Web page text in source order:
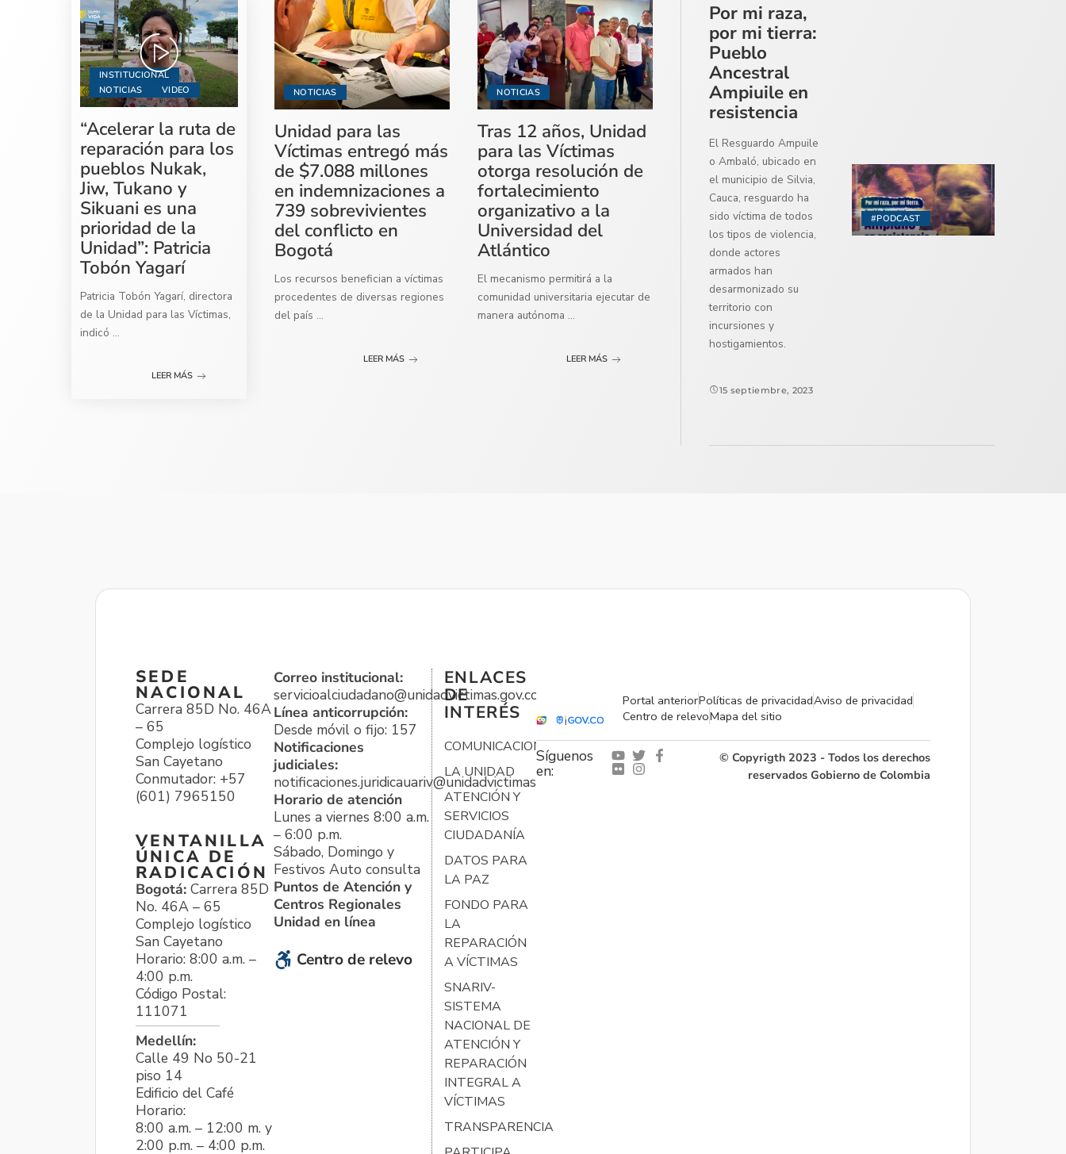
INSTITUCIONAL
NOTICIAS
VIDEO
“Acelerar la ruta de
reparación para los
pueblos Nukak,
Jiw, Tukano y
Sikuani es una
prioridad de la
Unidad”: Patricia
Tobón Yagarí
Patricia Tobón Yagarí, directora
de la Unidad para las Víctimas,
indicó ...
LEER MÁS
NOTICIAS
Unidad para las
Víctimas entregó más
de $7.088 millones
en indemnizaciones a
739 sobrevivientes
del conflicto en
Bogotá
Los recursos benefician a víctimas
procedentes de diversas regiones
del país ...
LEER MÁS
NOTICIAS
Tras 12 años, Unidad
para las Víctimas
otorga resolución de
fortalecimiento
organizativo a la
Universidad del
Atlántico
El mecanismo permitirá a la
comunidad universitaria ejecutar de
manera autónoma ...
LEER MÁS
#PODCAST
Por mi raza,
por mi tierra:
Pueblo
Ancestral
Ampiuile en
resistencia
El Resguardo Ampuile
o Ambaló, ubicado en
el municipio de Silvia,
Cauca, resguardo ha
sido víctima de todos
los tipos de violencia,
donde actores
armados han
desarmonizado su
territorio con
incursiones y
hostigamientos.
15 septiembre, 2023
SEDE
NACIONAL
Carrera 85D No. 46A
– 65
Complejo logístico
San Cayetano
Conmutador: +57
(601) 7965150
VENTANILLA
ÚNICA DE
RADICACIÓN
Bogotá: Carrera 85D
No. 46A – 65
Complejo logístico
San Cayetano
Horario: 8:00 a.m. –
4:00 p.m.
Código Postal:
111071
Medellín:
Calle 49 No 50-21
piso 14
Edificio del Café
Horario:
8:00 a.m. – 12:00 m. y
2:00 p.m. – 4:00 p.m.
Correo institucional:
servicioalciudadano@unidadvictimas.gov.co
Línea anticorrupción:
Desde móvil o fijo: 157
Notificaciones
judiciales:
notificaciones.juridicauariv@unidadvictimas.gov.co
Horario de atención
Lunes a viernes 8:00 a.m.
– 6:00 p.m.
Sábado, Domingo y
Festivos Auto consulta
Puntos de Atención y
Centros Regionales
Unidad en línea
Centro de relevo
ENLACES
DE
INTERÉS
COMUNICACIONES
LA UNIDAD
ATENCIÓN Y
SERVICIOS
CIUDADANÍA
DATOS PARA
LA PAZ
FONDO PARA
LA
REPARACIÓN
A VÍCTIMAS
SNARIV-
SISTEMA
NACIONAL DE
ATENCIÓN Y
REPARACIÓN
INTEGRAL A
VÍCTIMAS
TRANSPARENCIA
Portal anteriorPolíticas de privacidadAviso de privacidad
Centro de relevoMapa del sitio
Síguenos
en:
© Copyrigth 2023 - Todos los derechos
reservados Gobierno de Colombia